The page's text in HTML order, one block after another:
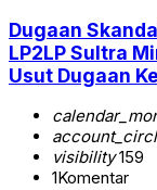
Dugaan
LP2LP Sultra
Usut Dugaan
visibility159
1Komentar